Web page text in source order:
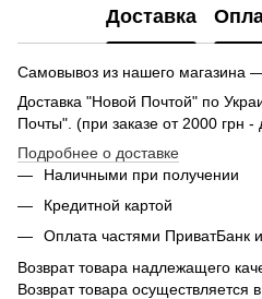
Доставка
Самовывоз из нашего магазина
Доставка "Новой Почтой" по
Почты". (при заказе от 2000 грн -
Подробнее о доставке
Наличными при получении
Кредитной картой
Оплата частями ПриватБанк
Возврат товара надлежащего
Возврат товара осуществляется